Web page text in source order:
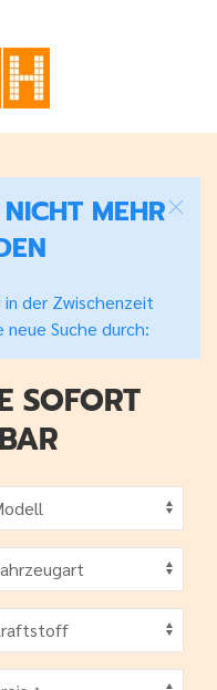
MEHR
der Zwischenzeit
Suche durch:
SOFORT